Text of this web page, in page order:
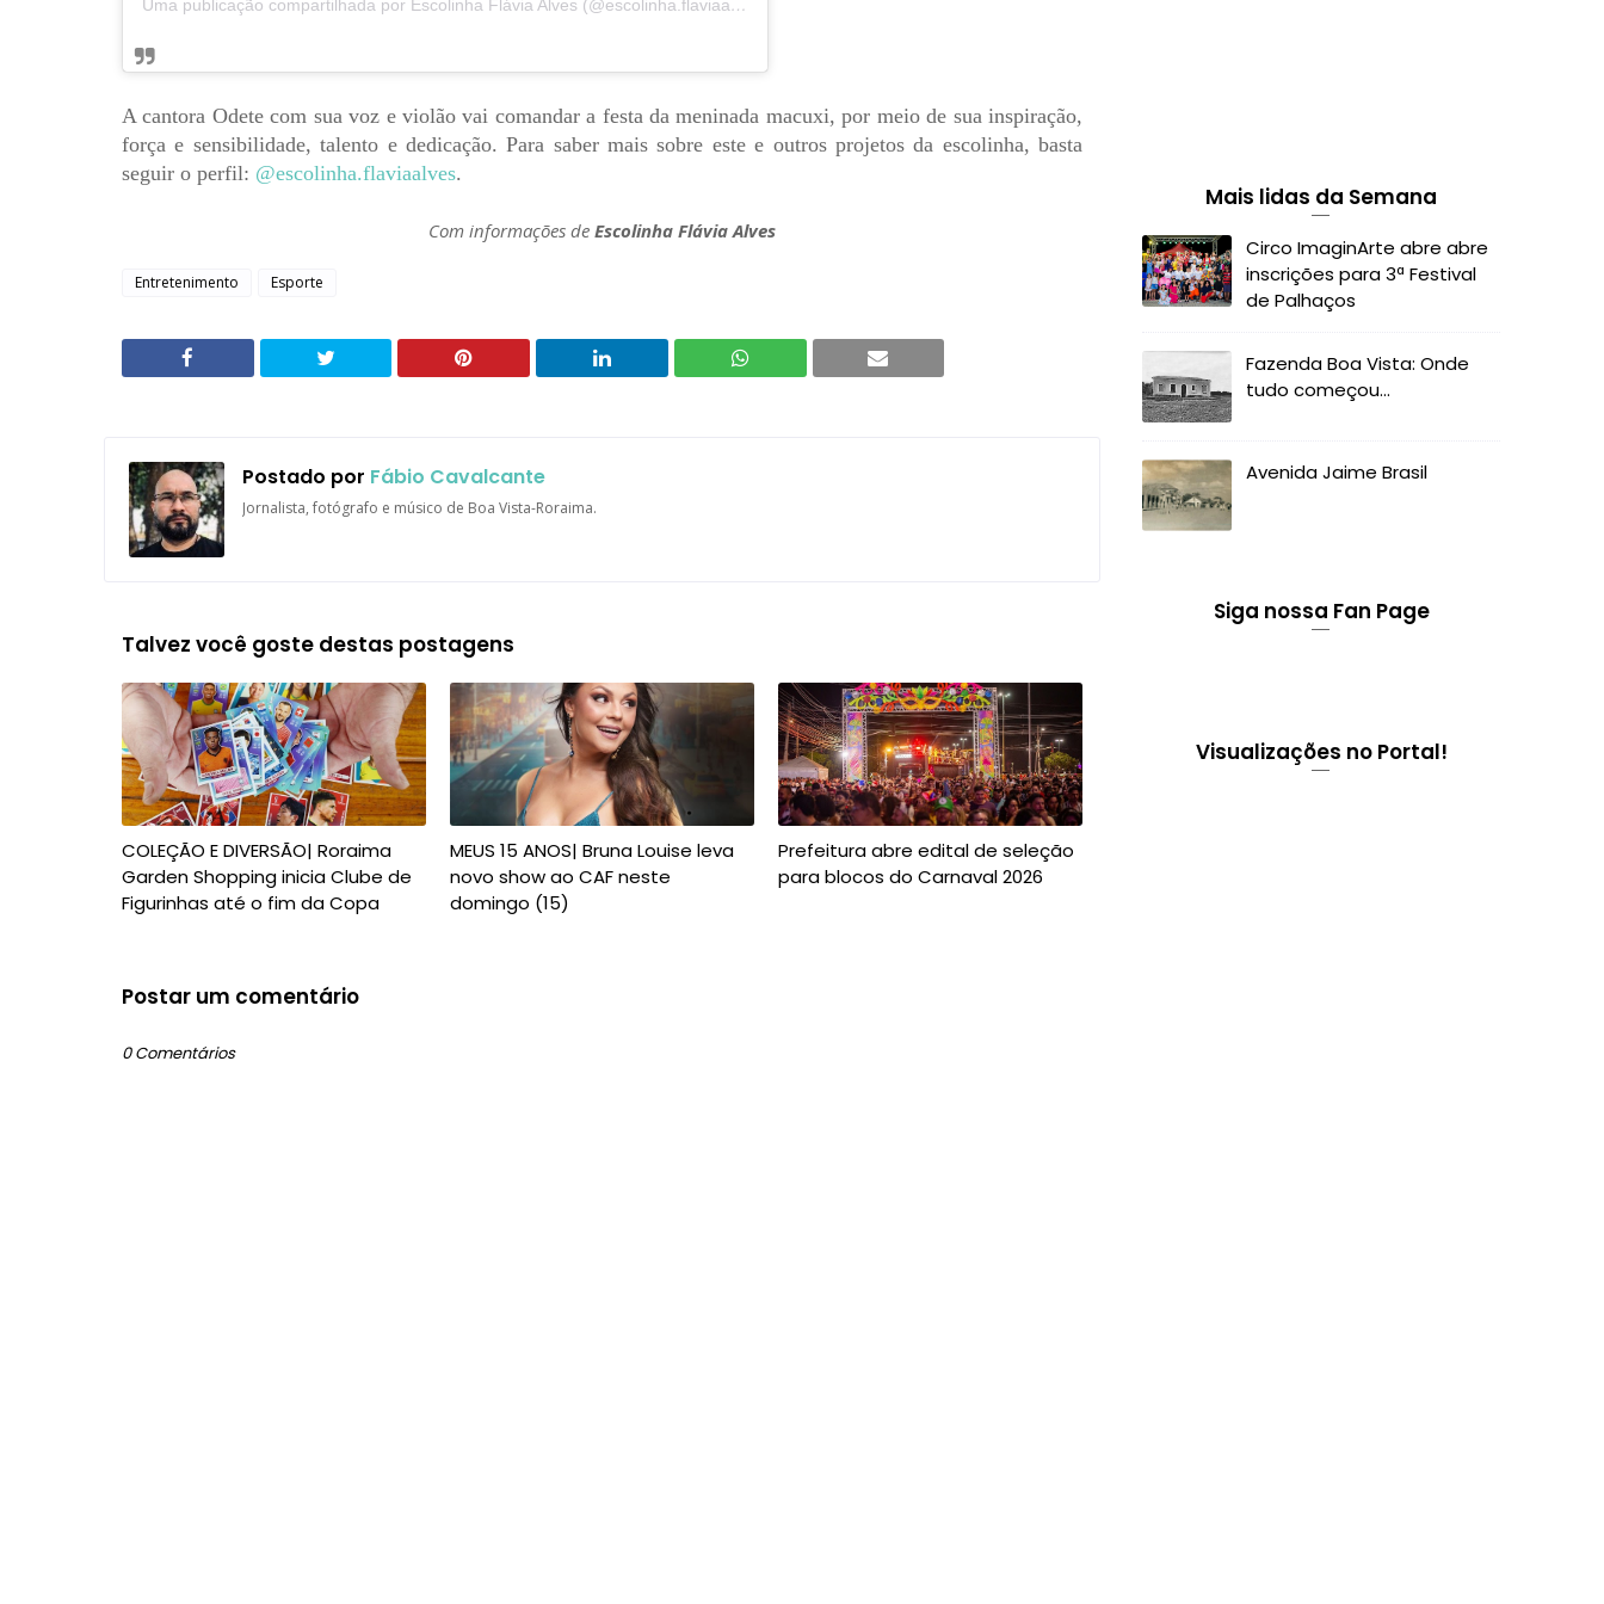
Uma publicação compartilhada por Escolinha Flávia Alves (@escolinha.flaviaalves)
A cantora Odete com sua voz e violão vai comandar a festa da meninada macuxi, por meio de sua inspiração,
força e sensibilidade, talento e dedicação. Para saber mais sobre este e outros projetos da escolinha, basta
seguir o perfil: @escolinha.flaviaalves.
Com informações de Escolinha Flávia Alves
Entretenimento Esporte
Postado por Fábio Cavalcante
Jornalista, fotógrafo e músico de Boa Vista-Roraima.
Talvez você goste destas postagens
COLEÇÃO E DIVERSÃO| Roraima
Garden Shopping inicia Clube de
Figurinhas até o fim da Copa
MEUS 15 ANOS| Bruna Louise leva
novo show ao CAF neste
domingo (15)
Prefeitura abre edital de seleção
para blocos do Carnaval 2026
Postar um comentário
0 Comentários
Mais lidas da Semana
Circo ImaginArte abre abre
inscrições para 3ª Festival
de Palhaços
Fazenda Boa Vista: Onde
tudo começou...
Avenida Jaime Brasil
Siga nossa Fan Page
Visualizações no Portal!